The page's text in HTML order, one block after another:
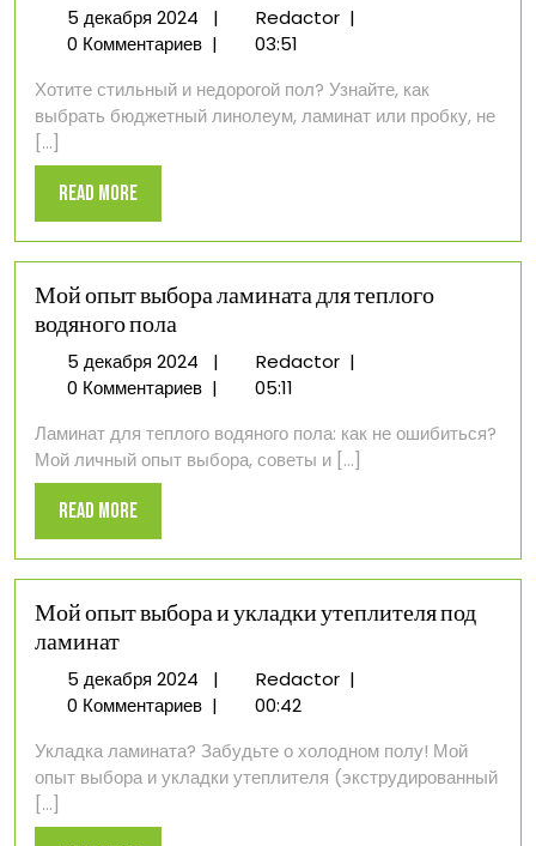
5 декабря 20245
декабря
| RedactorКак
пол
в
|
0 Комментариев |
03:51
Хотите стильный и недорогой пол? Узнайте, как
выбрать бюджетный линолеум, ламинат или пробку, не
[...]
Read MoreRead
More
Мой опыт выбора ламината для теплого
водяного пола
5 декабря 20245
декабря
| RedactorМой
ламината
для
|
0 Комментариев |
05:11
Ламинат для теплого водяного пола: как не ошибиться?
Мой личный опыт выбора, советы и [...]
Read MoreRead
More
Мой опыт выбора и укладки утеплителя под
ламинат
5 декабря 20245
декабря
| RedactorМой
и
укладки
|
0 Комментариев |
00:42
Укладка ламината? Забудьте о холодном полу! Мой
опыт выбора и укладки утеплителя (экструдированный
[...]